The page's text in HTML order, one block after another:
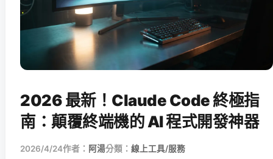
2026 最新！Claude Code 終極指
南：顛覆終端機的 AI 程式開發神器
2026/4/24作者： 阿湯分類： 線上工具/服務